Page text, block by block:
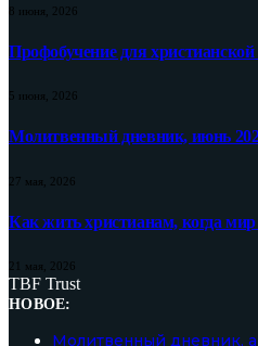
8 июня, 2026
Профобучение для
5 июня, 2026
Молитвенный дневник, июнь
27 мая, 2026
Как жить христианам, когда мир
21 мая, 2026
TBF Trust
НОВОЕ:
Молитвенный дневник,